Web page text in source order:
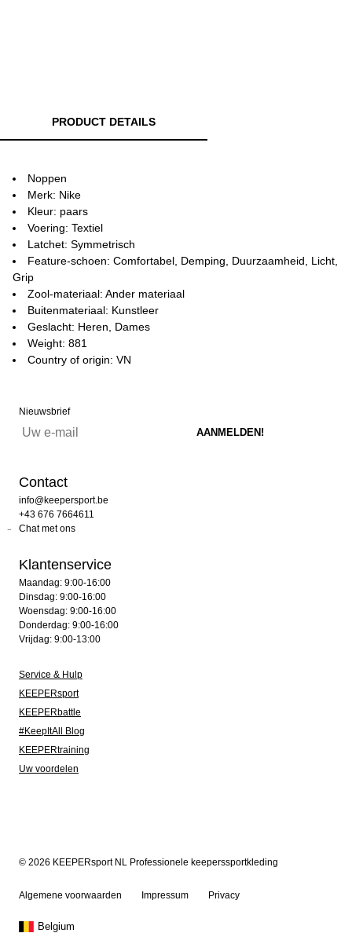
PRODUCT DETAILS
Noppen
Merk: Nike
Kleur: paars
Voering: Textiel
Latchet: Symmetrisch
Feature-schoen: Comfortabel, Demping, Duurzaamheid, Licht,
Grip
Zool-materiaal: Ander materiaal
Buitenmateriaal: Kunstleer
Geslacht: Heren, Dames
Weight: 881
Country of origin: VN
Nieuwsbrief
Contact
info@keepersport.be
+43 676 7664611
Chat met ons
Klantenservice
Maandag: 9:00-16:00
Dinsdag: 9:00-16:00
Woensdag: 9:00-16:00
Donderdag: 9:00-16:00
Vrijdag: 9:00-13:00
Service & Hulp
KEEPERsport
KEEPERbattle
#KeepItAll Blog
KEEPERtraining
Uw voordelen
© 2026 KEEPERsport NL Professionele keeperssportkleding
Algemene voorwaarden Impressum Privacy
Belgium